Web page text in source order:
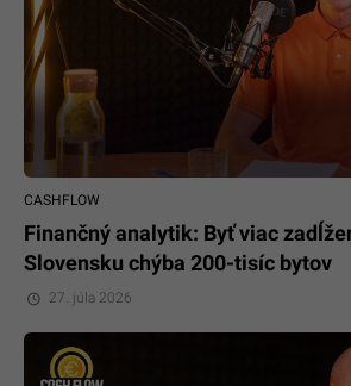
CASHFLOW
Finančný analytik: Byť viac
Slovensku chýba 200-tisíc bytov
27. júla 2026